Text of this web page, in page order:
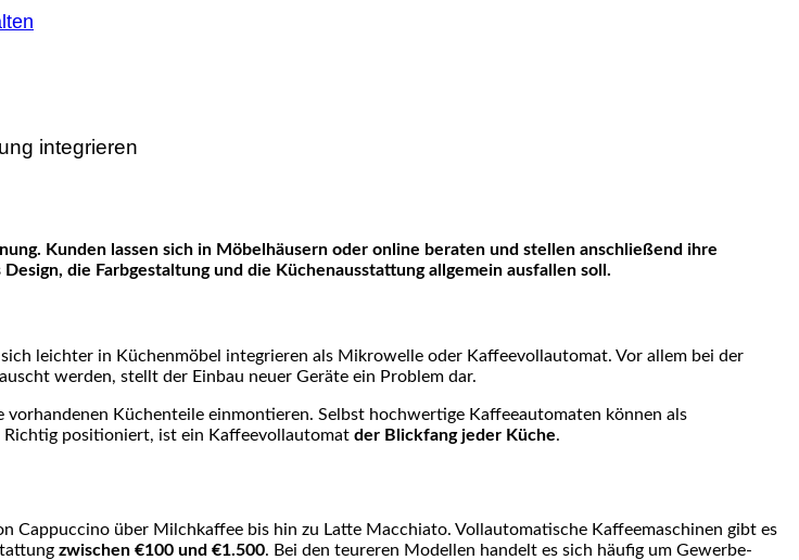
integrieren
die Farbgestaltung und die Küchenausstattung allgemein ausfallen soll.
leichter in Küchenmöbel integrieren als Mikrowelle oder Kaffeevollautomat. Vor allem bei der
werden, stellt der Einbau neuer Geräte ein Problem dar.
vorhandenen Küchenteile einmontieren. Selbst hochwertige Kaffeeautomaten können als
Richtig positioniert, ist ein Kaffeevollautomat der Blickfang jeder Küche.
über Milchkaffee bis hin zu Latte Macchiato. Vollautomatische Kaffeemaschinen gibt es
zwischen €100 und €1.500. Bei den teureren Modellen handelt es sich häufig um Gewerbe-